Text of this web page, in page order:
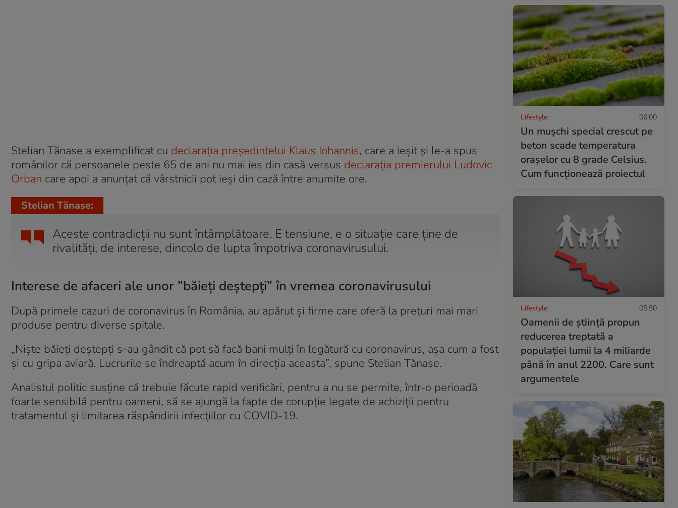
Stelian Tănase a exemplificat cu declarația președintelui Klaus Iohannis, care a ieșit și le-a spus
românilor că persoanele peste 65 de ani nu mai ies din casă versus declarația premierului Ludovic
Orban care apoi a anunțat că vârstnicii pot ieși din cază între anumite ore.
Aceste contradicții nu sunt întâmplătoare. E tensiune, e o situație care ține de
rivalități, de interese, dincolo de lupta împotriva coronavirusului.
Stelian Tănase:
Interese de afaceri ale unor ”băieți deștepți” în vremea coronavirusului
După primele cazuri de coronavirus în România, au apărut și firme care oferă la prețuri mai mari
produse pentru diverse spitale.
„Niște băieți deștepți s-au gândit că pot să facă bani mulți în legătură cu coronavirus, așa cum a fost
și cu gripa aviară. Lucrurile se îndreaptă acum în direcția aceasta”, spune Stelian Tănase.
Analistul politic susține că trebuie făcute rapid verificări, pentru a nu se permite, într-o perioadă
foarte sensibilă pentru oameni, să se ajungă la fapte de corupție legate de achiziții pentru
tratamentul și limitarea răspândirii infecțiilor cu COVID-19.
Lifestyle 06:00
Un mușchi special crescut pe
beton scade temperatura
orașelor cu 8 grade Celsius.
Cum funcționează proiectul
Lifestyle 05:50
Oamenii de știință propun
reducerea treptată a
populației lumii la 4 miliarde
până în anul 2200. Care sunt
argumentele